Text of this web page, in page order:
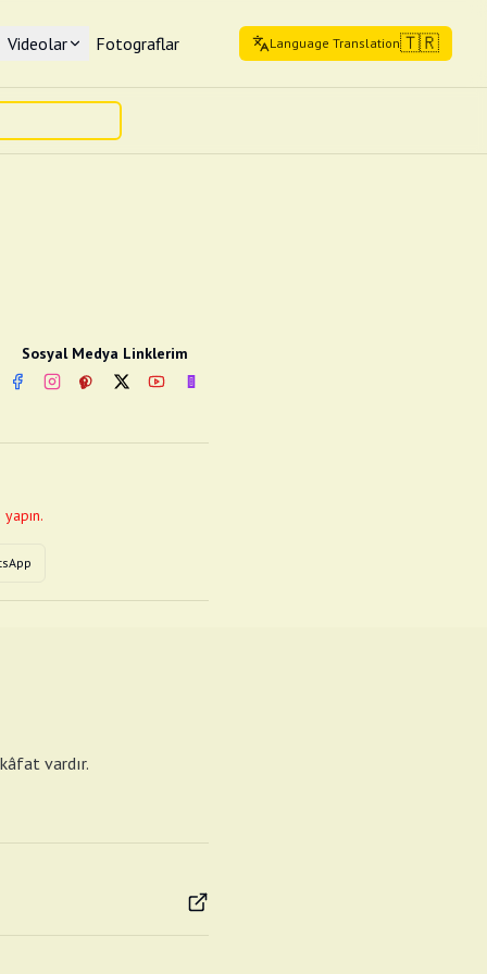
Videolar Fotograflar Language Translation🇹🇷
Sosyal Medya Linklerim
FacebookInstagram
PinterestTwitterYouTubenextsosyal
vardır.